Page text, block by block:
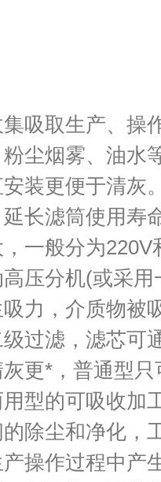
吸取生产、操
尘烟雾、油水
装更便于清灰
长滤筒使用寿
一般分为
压分机(或采
力，介质物被
过滤，滤芯可
更*，普通型
型的可吸收加
除尘和净化，
操作过程中产